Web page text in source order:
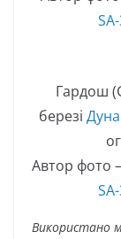
Гардош
березі
Автор фото
Використано